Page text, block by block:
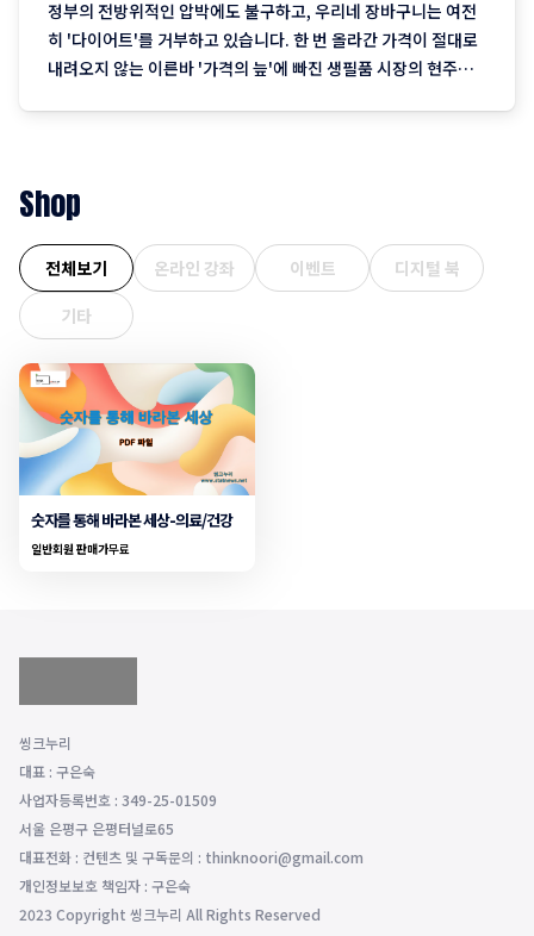
정부의 전방위적인 압박에도 불구하고, 우리네 장바구니는 여전
히 '다이어트'를 거부하고 있습니다. 한 번 올라간 가격이 절대로
내려오지 않는 이른바 '가격의 늪'에 빠진 생필품 시장의 현주소
Shop
전체보기 온라인 강좌 이벤트
디지털 북
기타
숫자를 통해 바라본 세상-의료/건강
일반회원 판매가무료
씽크누리
대표 : 구은숙
사업자등록번호 : 349-25-01509
서울 은평구 은평터널로65
대표전화 : 컨텐츠 및 구독문의 : thinknoori@gmail.com
개인정보보호 책임자 : 구은숙
2023 Copyright 씽크누리 All Rights Reserved